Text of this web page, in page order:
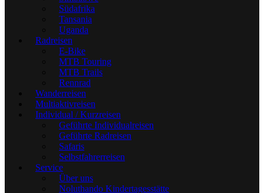
Südafrika
Tansania
Uganda
Radreisen
E-Bike
MTB Touring
MTB Trails
Rennrad
Wanderreisen
Multiaktivreisen
Individual / Kurzreisen
Geführte Individualreisen
Geführte Radreisen
Safaris
Selbstfahrerreisen
Service
Über uns
Noluthando Kindertagesstätte